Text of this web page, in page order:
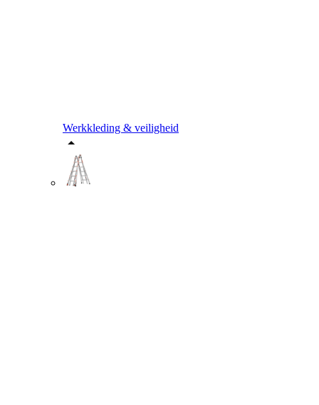
Werkkleding & veiligheid